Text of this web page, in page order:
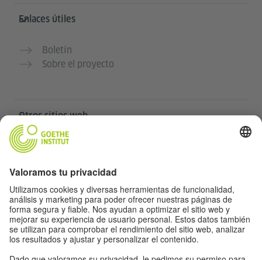
Enlaces útiles
Boletín
Sobre el proyecto
Otros sitios web
Community „Deutsch für dich“
Cursos de alemán del Goethe-Institut
Portal para docentes “Deutschstunde”
Privacidad y accesibilidad